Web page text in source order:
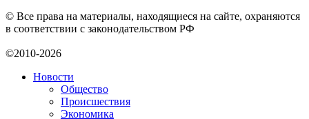
© Все права на материалы, находящиеся на сайте, охраняются
в соответствии с законодательством РФ
©2010-2026
Новости
Общество
Происшествия
Экономика